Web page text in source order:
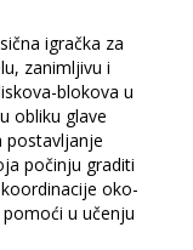
igračka za
zanimljivu i
blokova u
obliku glave
postavljanje
počinju graditi
oko-
u učenju